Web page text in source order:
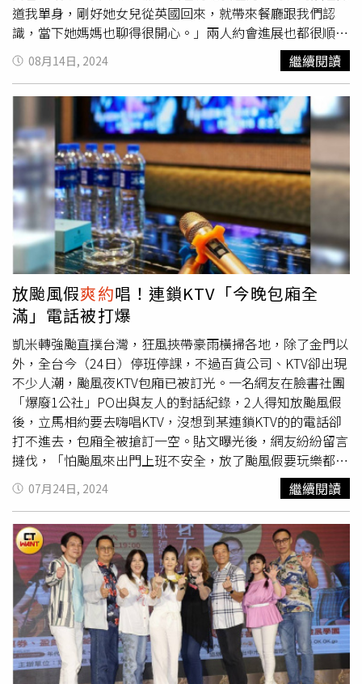
道我單身，剛好她女兒從英國回來，就帶來餐廳跟我們認
識，當下她媽媽也聊得很開心。」兩人約會進展也都很順
利，但當劉書宏覺得有機會再進一步發展時，女方卻突然對
他很冷淡。「有一次約會前，她突然傳訊息說不舒服不要
約，但那天之後，我發現她越來越難約，最後連我要去送
機，她也不要。」直到對方回英國後，才和劉書宏坦承媽媽
其實很不喜歡他：「第一是職業，第二是看起來沒安全感，
她還講了那天（爽約）的真相，其實她本來要出門跟我約
會，但她媽媽馬上把門反鎖說『如果妳要跟他去約會，那這
個家妳今天就不要回來』。」
08月14日, 2024 繼續閱讀
放颱風假爽約唱！連鎖KTV「今晚包廂全
滿」電話被打爆
凱米轉強颱直撲台灣，狂風挾帶豪雨橫掃各地，除了金門以
外，全台今（24日）停班停課，不過百貨公司、KTV卻出現
不少人潮，颱風夜KTV包廂已被訂光。一名網友在臉書社團
「爆廢1公社」PO出與友人的對話紀錄，2人得知放颱風假
後，立馬相約要去嗨唱KTV，沒想到某連鎖KTV的的電話卻
打不進去，包廂全被搶訂一空。貼文曝光後，網友紛紛留言
撻伐，「怕颱風來出門上班不安全，放了颱風假要玩樂都不
怕了呢」、「等出什麼事情，又要國賠」、「有時候，真的
很懷疑颱風假的定義了」、「颱風假就是要安全在家，颱風
天吃喝玩樂出門有風險，請不要浪費社會資源！」、「有些
行業根本沒有所謂的休假，政府放颱風假是居於對民眾的安
全考量，結果很多人放颱風假就開始出去玩樂。」另外有人
建議，KTV、電影院等娛樂場所也應該跟進放假，「真心希
望政府以後可以在放颱風假的時候，把這些娛樂場所也列入
強制放假，颱風假是保障人民安全，不是保送人民前往娛樂
的」、「我覺得政府要規定，颱風假應該要執行跟演習一
樣」、「希望KTV跟電影院颱風天假的時候，也不要營業，
畢竟服務人員也是人。」
07月24日, 2024 繼續閱讀